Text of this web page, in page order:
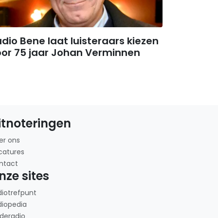
Bene laat luisteraars kiezen
75 jaar Johan Verminnen
ons
sites